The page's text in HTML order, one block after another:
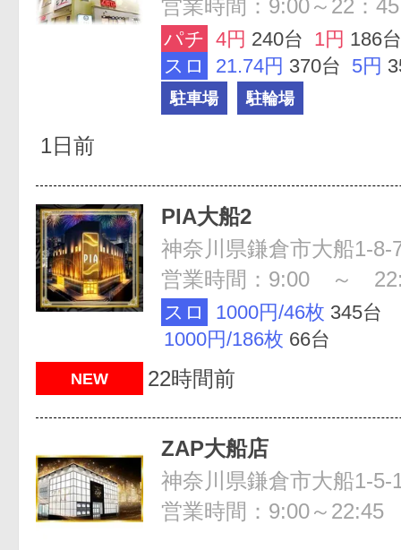
営業時間：9:00～22：45
パチ 4円 240台 1円 186台
スロ
21.74円 370台 5円
駐車場 駐輪場
1日前
PIA大船2
神奈川県鎌倉市大船1-8-
営業時間：9:00 ～
スロ 1000円/46枚 345台
1000円/186枚 66台
NEW 22時間前
ZAP大船店
神奈川県鎌倉市大船1-5-
営業時間：9:00～22:45